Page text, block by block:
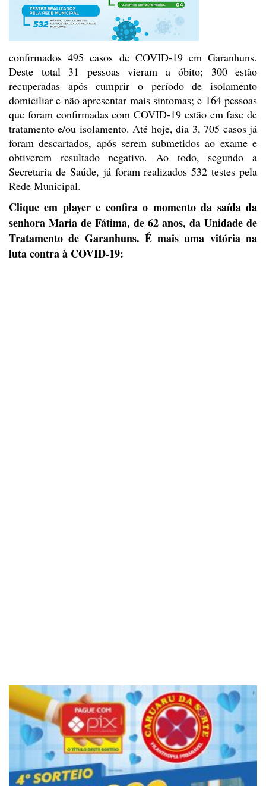
confirmados 495 casos de COVID-19 em Garanhuns.
Deste total 31 pessoas vieram aóbito; 300 estão
recuperadas após cumprir o período de isolamento
domiciliar e não apresentar mais sintomas; e 164 pessoas
que foram confirmadas com COVID-19 estão em fase de
tratamento e/ou isolamento. Até hoje, dia 3, 705 casos já
foram descartados, após serem submetidos ao exame e
obtiverem resultado negativo. Ao todo, segundo a
Secretaria de Saúde, já foram realizados 532 testes pela
Rede Municipal.
Clique em player e confira o momento da saídada
senhora Maria de Fátima, de 62 anos, da Unidade de
Tratamento de Garanhuns. É mais uma vitória na
luta contra à COVID-19: